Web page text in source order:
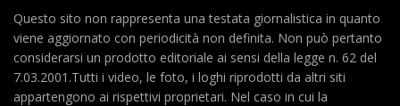
Questo sito non rappresenta una testata giornalistica in quanto
viene aggiornato con periodicità non definita. Non può pertanto
considerarsi un prodotto editoriale ai sensi della legge n. 62 del
7.03.2001.Tutti i video, le foto, i loghi riprodotti da altri siti
appartengono ai rispettivi proprietari. Nel caso in cui la